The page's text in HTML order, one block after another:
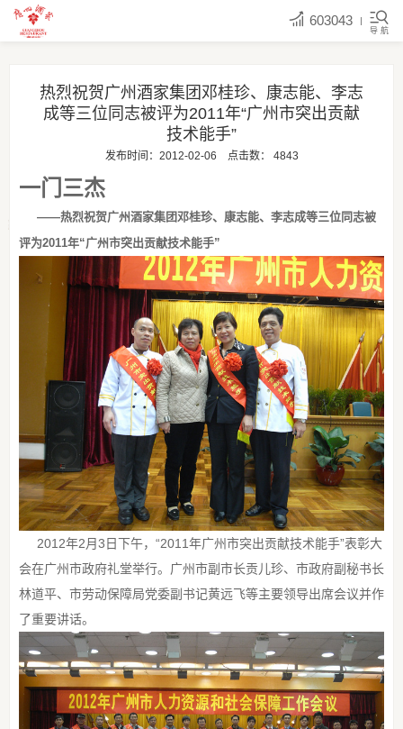
603043
导 航
热烈祝贺广州酒家集团邓桂珍、康志能、李志
成等三位同志被评为2011年“广州市突出贡献
技术能手”
发布时间：2012-02-06 点击数： 4843
一门三杰
——热烈祝贺广州酒家集团邓桂珍、康志能、李志成等三位同志被
评为2011年“广州市突出贡献技术能手”
2012年2月3日下午，“2011年广州市突出贡献技术能手”表彰大
会在广州市政府礼堂举行。广州市副市长贡儿珍、市政府副秘书长
林道平、市劳动保障局党委副书记黄远飞等主要领导出席会议并作
了重要讲话。